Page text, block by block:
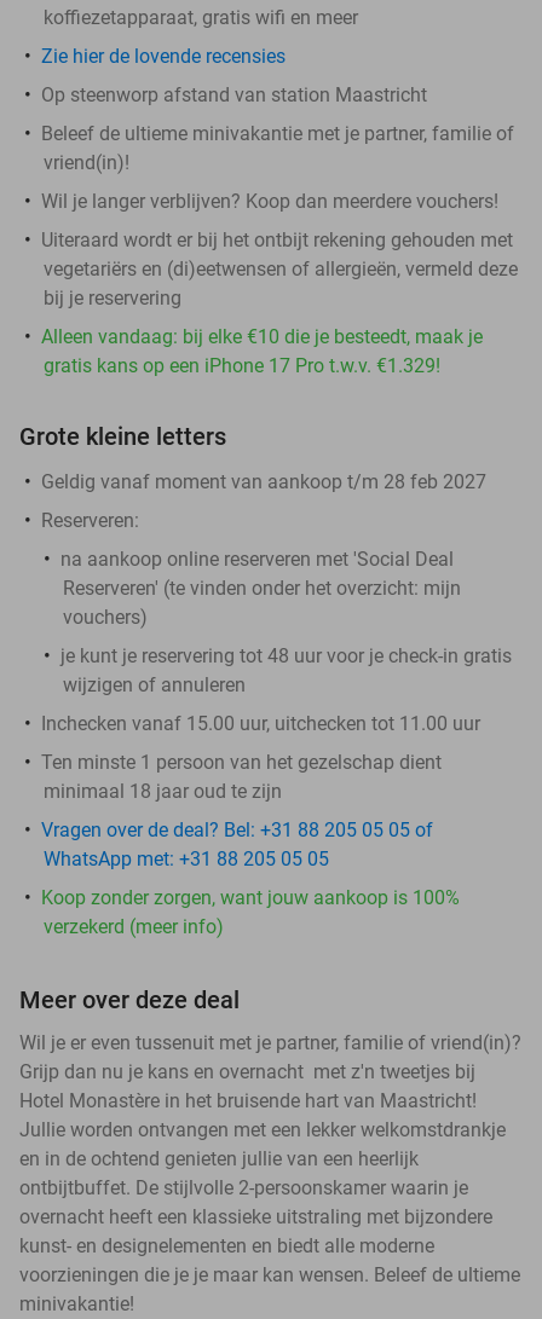
koffiezetapparaat, gratis wifi en meer
Zie hier de lovende recensies
Op steenworp afstand van station Maastricht
Beleef de ultieme minivakantie met je partner, familie of
vriend(in)!
Wil je langer verblijven? Koop dan meerdere vouchers!
Uiteraard wordt er bij het ontbijt rekening gehouden met
vegetariërs en (di)eetwensen of allergieën, vermeld deze
bij je reservering
Alleen vandaag: bij elke €10 die je besteedt, maak je
gratis kans op een iPhone 17 Pro t.w.v. €1.329!
Grote kleine letters
Geldig vanaf moment van aankoop t/m 28 feb 2027
Reserveren:
na aankoop online reserveren met 'Social Deal
Reserveren' (te vinden onder het overzicht: mijn
vouchers)
je kunt je reservering tot 48 uur voor je check-in gratis
wijzigen of annuleren
Inchecken vanaf 15.00 uur, uitchecken tot 11.00 uur
Ten minste 1 persoon van het gezelschap dient
minimaal 18 jaar oud te zijn
Vragen over de deal? Bel: +31 88 205 05 05 of
WhatsApp met: +31 88 205 05 05
Koop zonder zorgen, want jouw aankoop is 100%
verzekerd (meer info)
Meer over deze deal
Wil je er even tussenuit met je partner, familie of vriend(in)?
Grijp dan nu je kans en overnacht met z'n tweetjes bij
Hotel Monastère in het bruisende hart van Maastricht!
Jullie worden ontvangen met een lekker welkomstdrankje
en in de ochtend genieten jullie van een heerlijk
ontbijtbuffet. De stijlvolle 2-persoonskamer waarin je
overnacht heeft een klassieke uitstraling met bijzondere
kunst- en designelementen en biedt alle moderne
voorzieningen die je je maar kan wensen. Beleef de ultieme
minivakantie!